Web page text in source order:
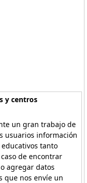
y centros
un gran trabajo de
usuarios información
tanto
de encontrar
agregar datos
que nos envíe un